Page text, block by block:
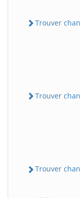
Trouver
Trouver
Trouver